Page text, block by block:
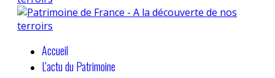
Accueil
L'actu du Patrimoine